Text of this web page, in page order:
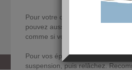
Pour votre cou : effectuez des
pouvez aussi balancer
comme si vous vouliez poser la
Pour vos épaules : haussez les
suspension, puis relâchez.